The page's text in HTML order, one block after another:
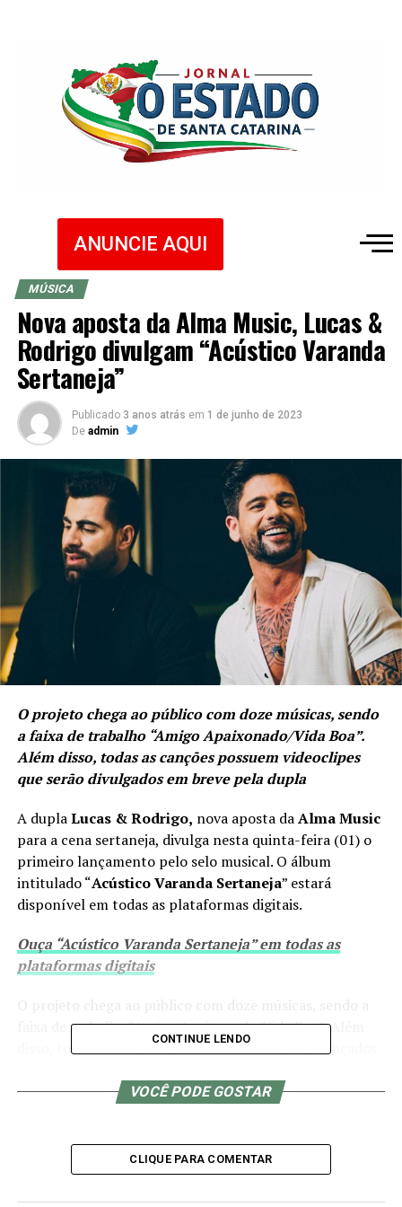
ANUNCIE AQUI
MÚSICA
Nova aposta da Alma Music, Lucas &
Rodrigo divulgam “Acústico Varanda
Sertaneja”
Publicado 3 anos atrás em 1 de junho de 2023
De admin
O projeto chega ao público com doze músicas, sendo
a faixa de trabalho “Amigo Apaixonado/Vida Boa”.
Além disso, todas as canções possuem videoclipes
que serão divulgados em breve pela dupla
A duplaLucas & Rodrigo, nova aposta daAlma Music
para a cena sertaneja, divulga nesta quinta-feira (01) o
primeiro lançamento pelo selo musical. O álbum
intitulado “AcústicoVaranda Sertaneja” estará
disponível em todas as plataformas digitais.
Ouça “Acústico Varanda Sertaneja” em todas as
plataformas digitais
O projeto chega ao público com doze músicas, sendo a
faixa de trabalho “Amigo Apaixonado/Vida Boa”. Além
disso, todas as canções possuem videoclipes já lançados
cantar as músicas que gostamos do nosso jeito. Por isso,
“Varanda Sertaneja foi feito com muito carinho para
CONTINUE LENDO
VOCÊ PODE GOSTAR
CLIQUE PARA COMENTAR